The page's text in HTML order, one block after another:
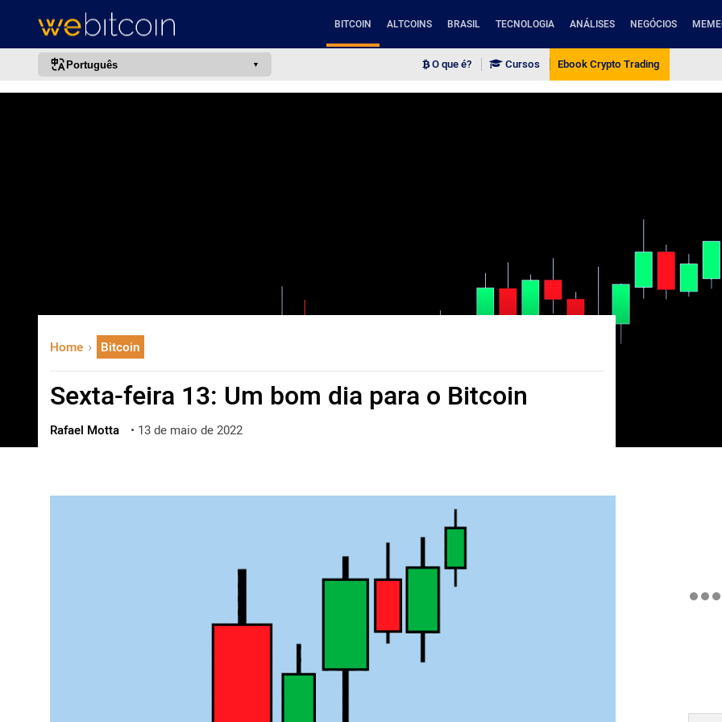
BITCOIN ALTCOINS BRASIL TECNOLOGIA ANÁLISES NEGÓCIOS
Português
العربية
ไทย
ქართული
O que é? Cursos Ebook Crypto Trading
Home Bitcoin
Sexta-feira 13: Um bom dia para o Bitcoin
Rafael Motta • 13 de maio de 2022